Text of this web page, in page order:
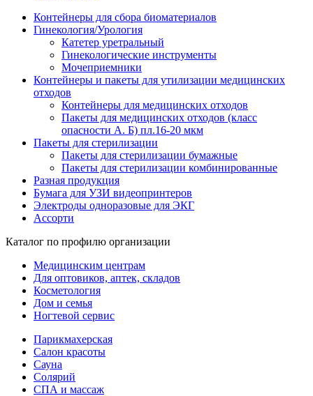
Контейнеры для сбора биоматериалов
Гинекология/Урология
Катетер уретральный
Гинекологические инструменты
Мочеприемники
Контейнеры и пакеты для утилизации медицинских
отходов
Контейнеры для медицинских отходов
Пакеты для медицинских отходов (класс
опасности А. Б) пл.16-20 мкм
Пакеты для стерилизации
Пакеты для стерилизации бумажные
Пакеты для стерилизации комбинированные
Разная продукция
Бумага для УЗИ видеопринтеров
Электроды одноразовые для ЭКГ
Ассорти
Каталог по профилю организации
Медицинским центрам
Для оптовиков, аптек, складов
Косметология
Дом и семья
Ногтевой сервис
Парикмахерская
Салон красоты
Сауна
Солярий
СПА и массаж